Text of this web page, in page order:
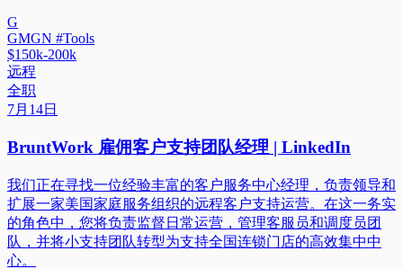
G
GMGN #Tools
$150k-200k
远程
全职
7月14日
BruntWork 雇佣客户支持团队经理 | LinkedIn
我们正在寻找一位经验丰富的客户服务中心经理，负责领导和
扩展一家美国家庭服务组织的远程客户支持运营。在这一务实
的角色中，您将负责监督日常运营，管理客服员和调度员团
队，并将小支持团队转型为支持全国连锁门店的高效集中中
心。